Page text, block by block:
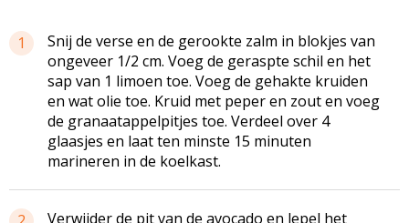
1
Snij de verse en de gerookte zalm in blokjes van
ongeveer 1/2 cm. Voeg de geraspte schil en het
sap van 1 limoen toe. Voeg de gehakte kruiden
en wat olie toe. Kruid met peper en zout en voeg
de granaatappelpitjes toe. Verdeel over 4
glaasjes en laat ten minste 15 minuten
marineren in de koelkast.
Verwijder de pit van de avocado en lepel het